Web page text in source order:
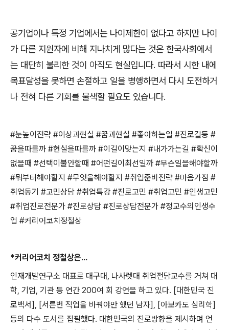
공기업이나 특정 기업에서는 나이제한이 없다고 하지만 나이
가 다른 지원자에 비해 지나치게 많다는 것은 한국사회에서
는 대단히 불리한 것이 아직도 현실입니다. 따라서 시한 내에
목표달성을 못하면 손절하고 일을 병행하면서 다시 도전하거
나 전혀 다른 기회를 물색할 필요도 있습니다.
#눈높이전략 #이상과현실 #꿈과현실 #좋아하는일 #진로갈등 #
꿈을따를까 #현실을따를까 #이길이맞는지 #내가가는길 #확신이
없을때 #선택이불안할때 #어떤길이최선일까 #무슨일을해야할까
#뭐부터해야할지 #무엇을해야할지 #취업준비전략 #마음가짐 #
취업동기 #고민상담 #취업특강 #진로고민 #취업고민 #인생고민
#취업진로전문가 #진로상담 #진로상담전문가 #정교수의인생수
업 #커리어코치정철상
*커리어코치 정철상은...
인재개발연구소 대표로 대구대, 나사렛대 취업전담교수를 거쳐 대
학, 기업, 기관 등 연간 200여 회 강연을 하고 있다. [대한민국 진
로백서], [서른번 직업을 바꿔야만 했던 남자], [아보카도 심리학]
등의 다수 도서를 집필했다. 대한민국의 진로방향을 제시하며 언